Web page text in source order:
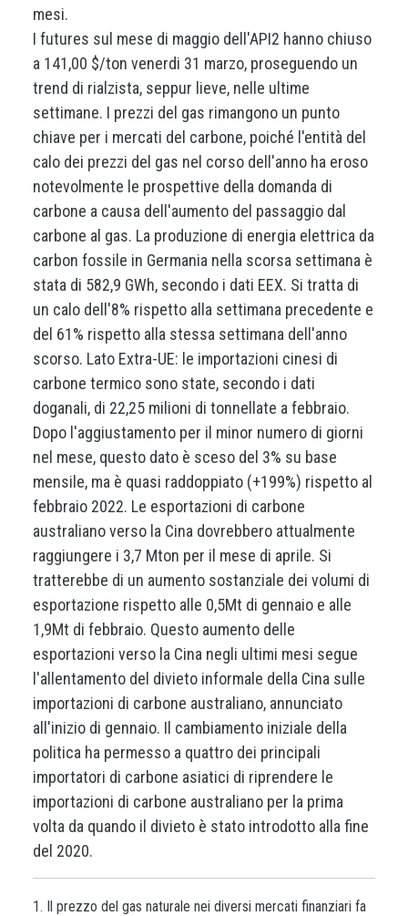
mesi.
I futures sul mese di maggio dell'API2 hanno chiuso
a 141,00 $/ton venerdi 31 marzo, proseguendo un
trend di rialzista, seppur lieve, nelle ultime
settimane. I prezzi del gas rimangono un punto
chiave per i mercati del carbone, poiché l'entità del
calo dei prezzi del gas nel corso dell'anno ha eroso
notevolmente le prospettive della domanda di
carbone a causa dell'aumento del passaggio dal
carbone al gas. La produzione di energia elettrica da
carbon fossile in Germania nella scorsa settimana è
stata di 582,9 GWh, secondo i dati EEX. Si tratta di
un calo dell'8% rispetto alla settimana precedente e
del 61% rispetto alla stessa settimana dell'anno
scorso. Lato Extra-UE: le importazioni cinesi di
carbone termico sono state, secondo i dati
doganali, di 22,25 milioni di tonnellate a febbraio.
Dopo l'aggiustamento per il minor numero di giorni
nel mese, questo dato è sceso del 3% su base
mensile, ma è quasi raddoppiato (+199%) rispetto al
febbraio 2022. Le esportazioni di carbone
australiano verso la Cina dovrebbero attualmente
raggiungere i 3,7 Mton per il mese di aprile. Si
tratterebbe di un aumento sostanziale dei volumi di
esportazione rispetto alle 0,5Mt di gennaio e alle
1,9Mt di febbraio. Questo aumento delle
esportazioni verso la Cina negli ultimi mesi segue
l'allentamento del divieto informale della Cina sulle
importazioni di carbone australiano, annunciato
all'inizio di gennaio. Il cambiamento iniziale della
politica ha permesso a quattro dei principali
importatori di carbone asiatici di riprendere le
importazioni di carbone australiano per la prima
volta da quando il divieto è stato introdotto alla fine
del 2020.
1. Il prezzo del gas naturale nei diversi mercati finanziari fa